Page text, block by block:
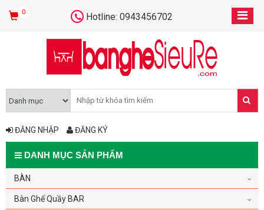
0 Hotline: 0943456702
ĐĂNG NHẬP ĐĂNG KÝ
DANH MỤC SẢN PHẨM
BÀN
Bàn Ghế Quầy BAR